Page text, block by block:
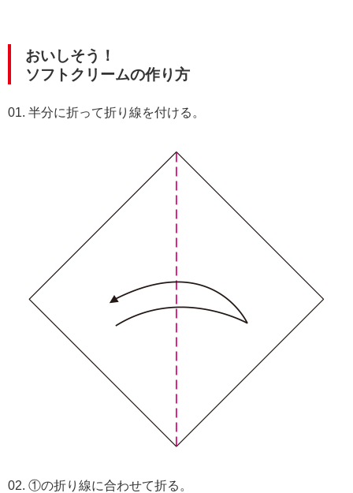
おいしそう！
ソフトクリームの作り方
01. 半分に折って折り線を付ける。
02. ①の折り線に合わせて折る。